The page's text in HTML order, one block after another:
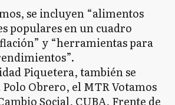
se incluyen “alimentos
populares en un cuadro
y “herramientas para
Piquetera, también se
Obrero, el MTR Votamos
Social, CUBA, Frente de